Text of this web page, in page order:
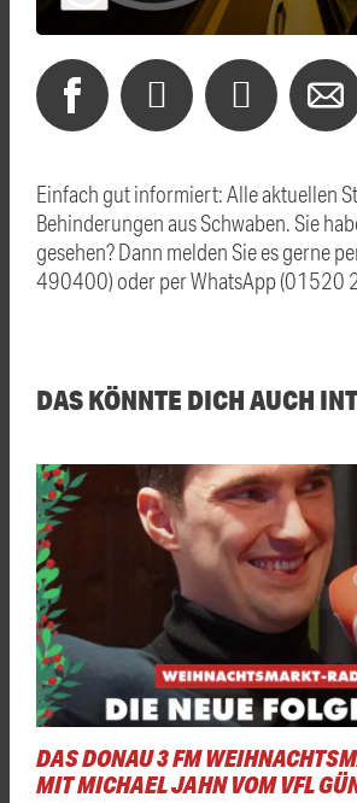
Einfach gut informiert: Alle aktuellen
Behinderungen aus Schwaben. Sie
gesehen? Dann melden Sie es gerne
490400) oder per WhatsApp (01520
DAS KÖNNTE DICH AUCH
DAS DONAU 3 FM
MIT MICHAEL JAHN VOM VFL